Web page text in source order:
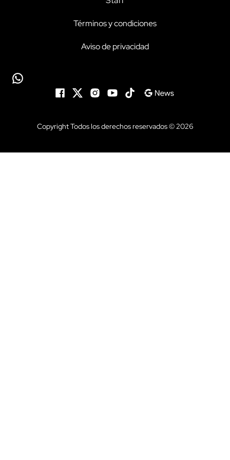
Términos y condiciones
Aviso de privacidad
Copyright Todos los derechos reservados © 2026